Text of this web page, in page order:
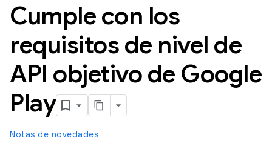
Cumple con los
requisitos de nivel de
API objetivo de Google
Play
Notas de novedades